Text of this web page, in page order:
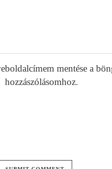
mentése a
hozzászólásomhoz.